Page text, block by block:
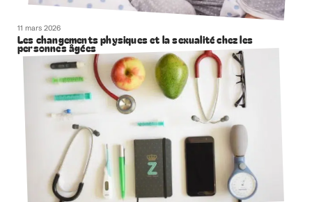
11 mars 2026
Les changements physiques et la sexualité chez les
personnes âgées